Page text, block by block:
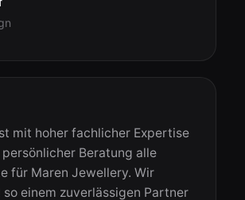
mit hoher fachlicher Expertise
Beratung alle
für Maren Jewellery. Wir
einem zuverlässigen Partner